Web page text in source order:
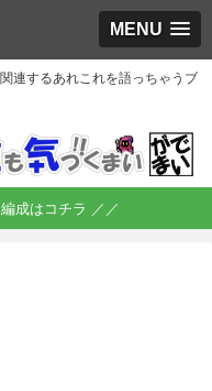
MENU
連するあれこれを語っちゃうブ
成はコチラ ／／